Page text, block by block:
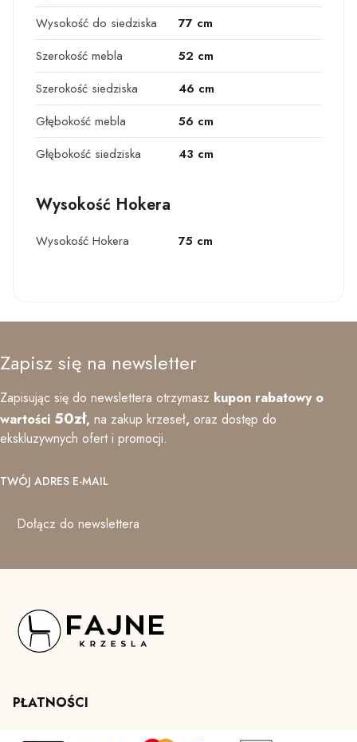
Wysokość do siedziska
77 cm
Szerokość mebla
52 cm
Szerokość siedziska
46 cm
Głębokość mebla
56 cm
Głębokość siedziska
43 cm
Wysokość Hokera
Wysokość Hokera 75 cm
Zapisz się na newsletter
Zapisując się do newslettera otrzymasz kupon rabatowy o
wartości 50zł, na zakup krzeseł, oraz dostęp do
ekskluzywnych ofert i promocji.
TWÓJ ADRES E-MAIL
Dołącz do newslettera
PŁATNOŚCI